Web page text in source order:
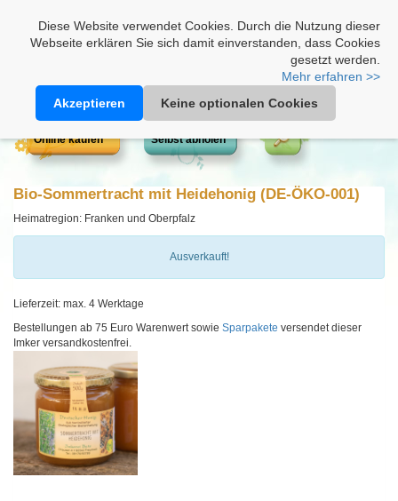
Diese Website verwendet Cookies. Durch die Nutzung dieser
Webseite erklären Sie sich damit einverstanden, dass Cookies
gesetzt werden.
Mehr erfahren >>
Akzeptieren
Keine optionalen Cookies
Online kaufen Selbst abholen
Bio-Sommertracht mit Heidehonig (DE-ÖKO-001)
Heimatregion: Franken und Oberpfalz
Ausverkauft!
Lieferzeit: max. 4 Werktage
Bestellungen ab 75 Euro Warenwert sowie Sparpakete versendet dieser
Imker versandkostenfrei.